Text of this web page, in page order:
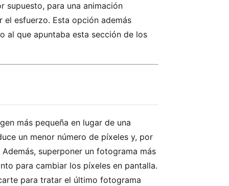
supuesto, para una animación
esfuerzo. Esta opción además
al que apuntaba esta sección de los
más pequeña en lugar de una
un menor número de píxeles y, por
superponer un fotograma más
para cambiar los píxeles en pantalla.
para tratar el último fotograma